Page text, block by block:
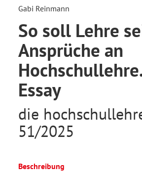
Gabi Reinmann
So soll Lehre
Ansprüche an
Essay
die
51/2025
Beschreibung